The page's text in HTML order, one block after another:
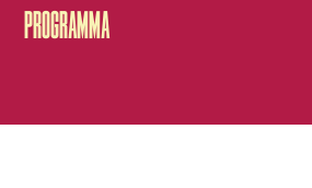
PROGRAMMA